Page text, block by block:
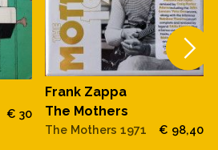
€ 30
Frank Zappa
The Mothers
The Mothers 1971 € 98,40